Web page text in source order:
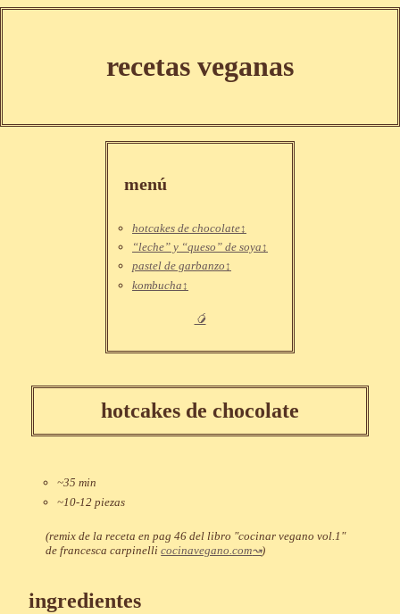
recetas veganas
menú
hotcakes de chocolate
“leche” y “queso” de soya
pastel de garbanzo
kombucha
🥭
hotcakes de chocolate
~35 min
~10-12 piezas
(remix de la receta en pag 46 del libro "cocinar vegano vol.1"
de francesca carpinellicocinavegano.com )
ingredientes